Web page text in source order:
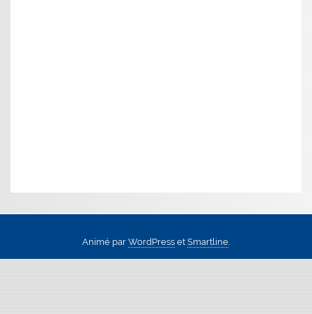
Animé par WordPress et Smartline.